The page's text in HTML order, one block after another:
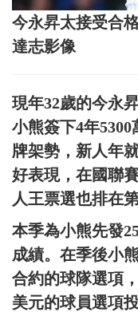
今永昇太接受合
達志影像
現年32歲的今永
小熊簽下4年
牌架勢，新人年
好表現，在國聯
人王票選也排在第
本季為小熊先發
成績。在季後小
合約的球隊選項
美元的球員選項